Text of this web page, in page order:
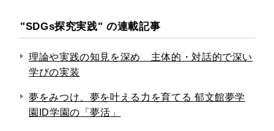
"SDGs探究実践" の連載記事
理論や実践の知見を深め 主体的・対話的で深い
学びの実装
夢をみつけ、夢を叶える力を育てる 郁文館夢学
園ID学園の「夢活」